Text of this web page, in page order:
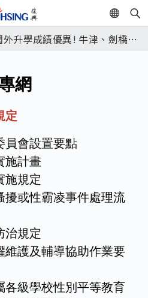
EN
學榮錄MIT麻省理工學院，本校
學府！
升學成績優異! 牛津、劍橋首
取標準。各組合4科60級分9人
空)演習訂於8月13日(四) 14
市人、車及各場所均須配合管
罰。
榮錄MIT麻省理工學院，本校
學府！
網
定
員會設置要點
施計畫
施規定
擾或性霸凌事件處理流
治規定
維護及輔導協助作業要
各級學校性別平等教育